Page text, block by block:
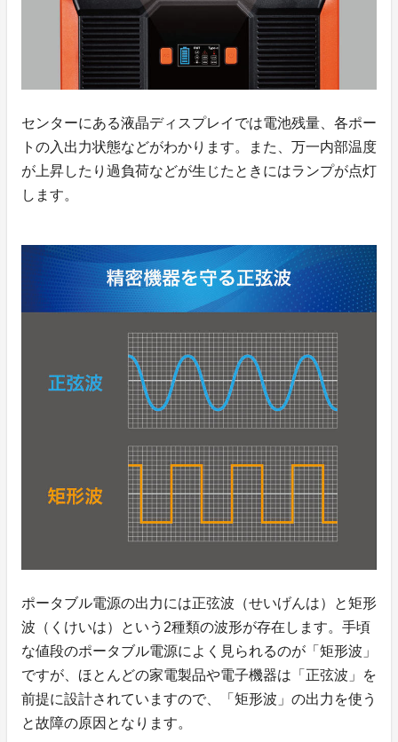
センターにある液晶ディスプレイでは電池残量、各ポー
トの入出力状態などがわかります。また、万一内部温度
が上昇したり過負荷などが生じたときにはランプが点灯
します。
ポータブル電源の出力には正弦波（せいげんは）と矩形
波（くけいは）という2種類の波形が存在します。手頃
な値段のポータブル電源によく見られるのが「矩形波」
ですが、ほとんどの家電製品や電子機器は「正弦波」を
前提に設計されていますので、「矩形波」の出力を使う
と故障の原因となります。